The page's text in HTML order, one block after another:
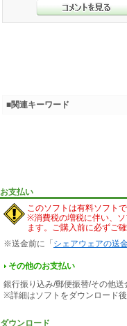
お支払い
このソフトは有料ソフトで
※消費税の増税に伴い、
ます。ご購入前に必ずご確
※送金前に「シェアウェアの送
その他のお支払い
銀行振り込み/郵便振替/その他送
※詳細はソフトをダウンロード後
ダウンロード
■関連キーワード